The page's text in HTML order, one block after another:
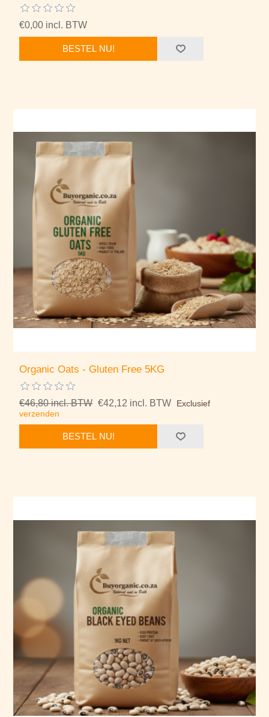
€0,00 incl. BTW
BESTEL NU!
Organic Oats - Gluten Free 5KG
€46,80 incl. BTW €42,12 incl. BTW
Exclusief
verzenden
BESTEL NU!